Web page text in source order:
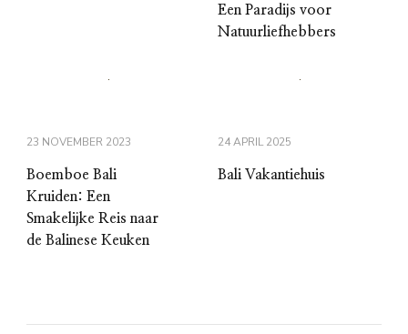
Een Paradijs voor
Natuurliefhebbers
23 NOVEMBER 2023
Boemboe Bali
Kruiden: Een
Smakelijke Reis naar
de Balinese Keuken
24 APRIL 2025
Bali Vakantiehuis